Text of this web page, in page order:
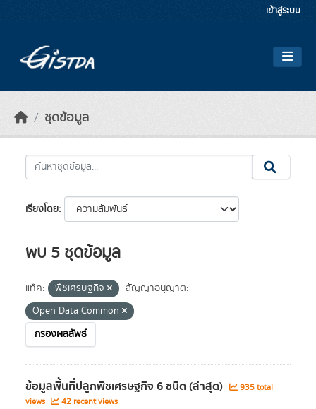
เข้าสู่ระบบ
ชุดข้อมูล
เรียงโดย
พบ 5 ชุดข้อมูล
แท็ค: พืชเศรษฐกิจ
สัญญาอนุญาต:
Open Data Common
กรองผลลัพธ์
ข้อมูลพื้นที่ปลูกพืชเศรษฐกิจ 6 ชนิด (ล่าสุด)
935 total
views
42 recent views